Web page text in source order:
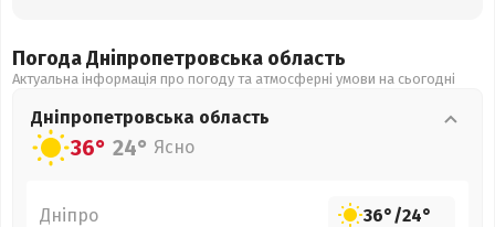
Погода Дніпропетровська область
Актуальна інформація про погоду та атмосферні умови на сьогодні
Дніпропетровська область
36° 24° Ясно
Дніпро 36°/24°